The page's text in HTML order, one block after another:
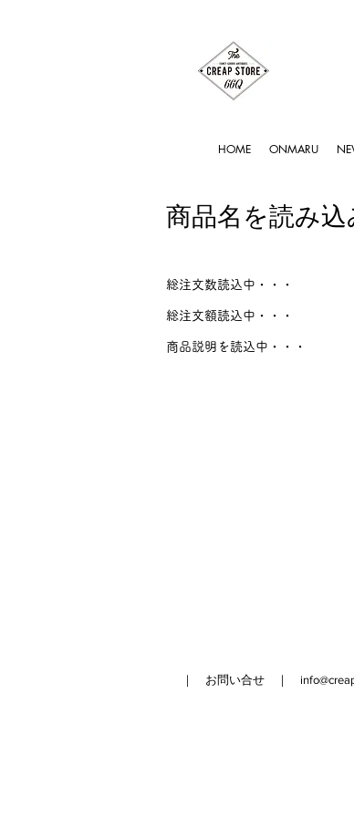
HOME ONMARU
商品名を読み込
総注文数読込中・・・
総注文額読込中・・・
商品説明を読込中・・・
｜ お問い合せ ｜